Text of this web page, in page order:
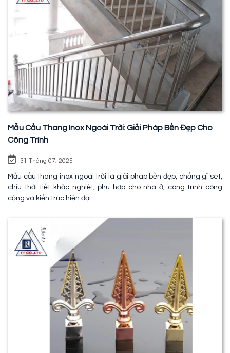
Mẫu Cầu Thang Inox Ngoài Trời: Giải Pháp Bền Đẹp Cho
Công Trình
31 Tháng 07, 2025
Mẫu cầu thang inox ngoài trời là giải pháp bền đẹp, chống gỉ sét,
chịu thời tiết khắc nghiệt, phù hợp cho nhà ở, công trình công
cộng và kiến trúc hiện đại.